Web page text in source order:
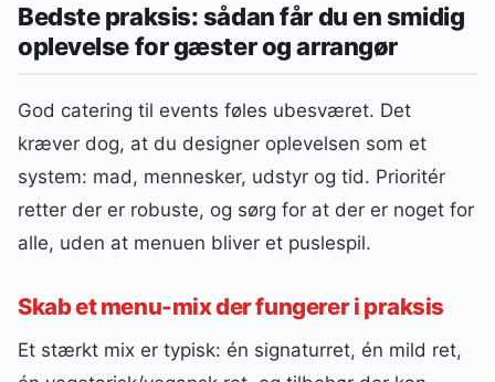
Bedste praksis: sådan får du en smidig
oplevelse for gæster og arrangør
God catering til events føles ubesværet. Det
kræver dog, at du designer oplevelsen som et
system: mad, mennesker, udstyr og tid. Prioritér
retter der er robuste, og sørg for at der er noget for
alle, uden at menuen bliver et puslespil.
Skab et menu-mix der fungerer i praksis
Et stærkt mix er typisk: én signaturret, én mild ret,